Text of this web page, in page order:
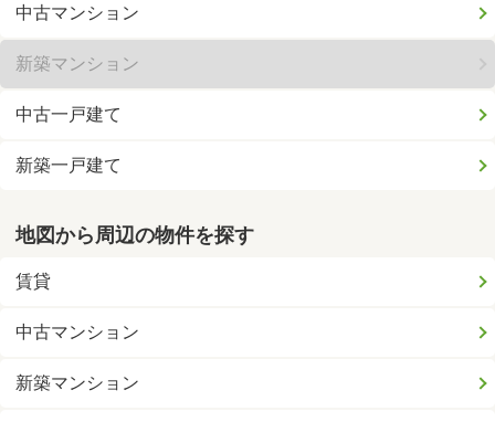
中古マンション
新築マンション
中古一戸建て
新築一戸建て
地図から周辺の物件を探す
賃貸
中古マンション
新築マンション